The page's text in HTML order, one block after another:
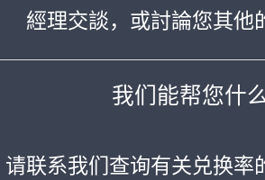
經理交談，或討論您其他
我们能帮您什么
请联系我们查询有关兑换率